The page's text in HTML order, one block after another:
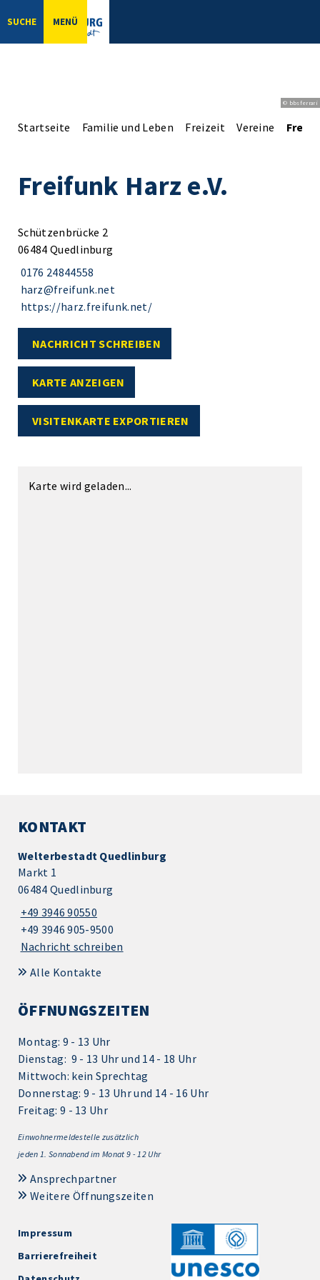
SUCHE MENÜ
© bbsferrari
Startseite Familie und Leben Freizeit Vereine
Freifunk Harz e.V.
Schützenbrücke 2
06484 Quedlinburg
0176 24844558
harz@freifunk.net
https://harz.freifunk.net/
NACHRICHT SCHREIBEN
KARTE ANZEIGEN
VISITENKARTE EXPORTIEREN
Karte wird geladen...
KONTAKT
Welterbestadt Quedlinburg
Markt 1
06484 Quedlinburg
+49 3946 90550
+49 3946 905-9500
Nachricht schreiben
Alle Kontakte
ÖFFNUNGSZEITEN
Montag: 9 - 13 Uhr
Dienstag: 9 - 13 Uhr und 14 - 18 Uhr
Mittwoch: kein Sprechtag
Donnerstag: 9 - 13 Uhr und 14 - 16 Uhr
Freitag: 9 - 13 Uhr
Einwohnermeldestelle zusätzlich
jeden 1. Sonnabend im Monat 9 - 12 Uhr
Ansprechpartner
Weitere Öffnungszeiten
Impressum
Barrierefreiheit